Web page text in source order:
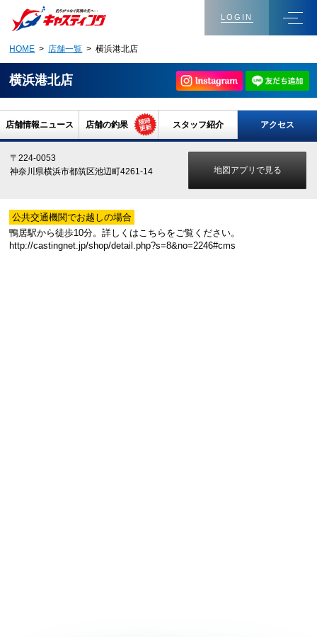
LOGIN
HOME > 店舗一覧 > 横浜港北店
横浜港北店
店舗情報ニュース 店舗の釣果 スタッフ紹介 アクセス
〒224-0053
神奈川県横浜市都筑区池辺町4261-14
地図アプリで見る
公共交通機関でお越しの場合
鴨居駅から徒歩10分。詳しくはこちらをご覧ください。
http://castingnet.jp/shop/detail.php?s=8&no=2246#cms